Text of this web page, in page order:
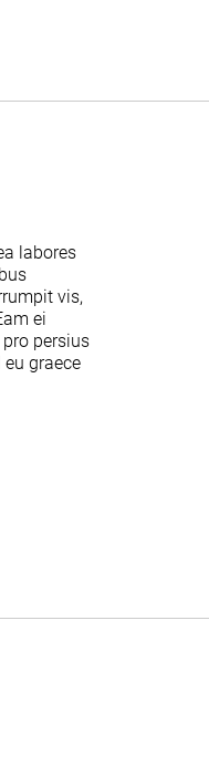
labores
vis,
ei
persius
graece